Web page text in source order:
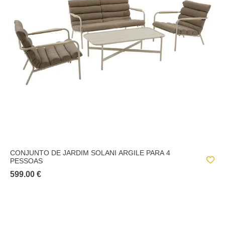
CONJUNTO DE JARDIM SOLANI ARGILE PARA 4
PESSOAS
599.00 €